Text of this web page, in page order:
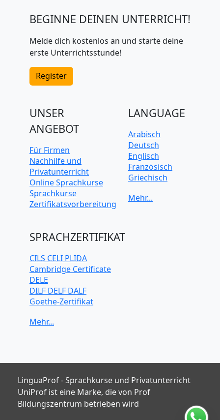
BEGINNE DEINEN UNTERRICHT!
Melde dich kostenlos an und starte deine
erste Unterrichtsstunde!
Register
UNSER
ANGEBOT
Für Firmen
Nachhilfe und
Privatunterricht
Online Sprachkurse
Sprachkurse
Zertifikatsvorbereitung
LANGUAGE
Arabisch
Deutsch
Englisch
Französisch
Griechisch
Japanisch
SPRACHZERTIFIKAT
CILS CELI PLIDA
Cambridge Certificate
DELE
DILF DELF DALF
Goethe-Zertifikat
TELC
LinguaProf - Sprachkurse und Privatunterricht
UniProf ist eine Marke, die von Prof
Bildungszentrum betrieben wird